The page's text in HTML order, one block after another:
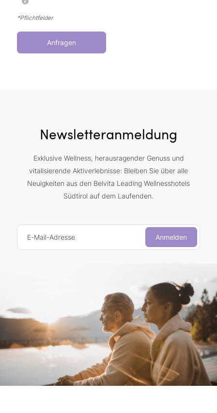
*Pflichtfelder
Anfragen
Newsletteranmeldung
Exklusive Wellness, herausragender Genuss und
vitalisierende Aktiverlebnisse: Bleiben Sie über alle
Neuigkeiten aus den Belvita Leading Wellnesshotels
Südtirol auf dem Laufenden.
E-Mail-Adresse Anmelden